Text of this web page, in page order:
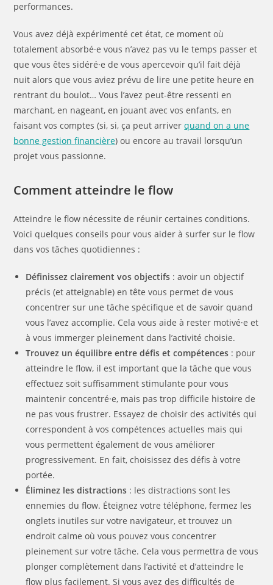
performances.
Vous avez déjà expérimenté cet état, ce moment où
totalement absorbé·e vous n’avez pas vu le temps passer et
que vous êtes sidéré·e de vous apercevoir qu’il fait déjà
nuit alors que vous aviez prévu de lire une petite heure en
rentrant du boulot… Vous l’avez peut-être ressenti en
marchant, en nageant, en jouant avec vos enfants, en
faisant vos comptes (si, si, ça peut arriverquand on a une
bonne gestion financière) ou encore au travail lorsqu’un
projet vous passionne.
Comment atteindre le flow
Atteindre le flow nécessite de réunir certaines conditions.
Voici quelques conseils pour vous aider à surfer sur le flow
dans vos tâches quotidiennes :
Définissez clairement vos objectifs : avoir un objectif
précis (et atteignable) en tête vous permet de vous
concentrer sur une tâche spécifique et de savoir quand
vous l’avez accomplie. Cela vous aide à rester motivé·e et
à vous immerger pleinement dans l’activité choisie.
Trouvez un équilibre entre défis et compétences : pour
atteindre le flow, il est important que la tâche que vous
effectuez soit suffisamment stimulante pour vous
maintenir concentré·e, mais pas trop difficile histoire de
ne pas vous frustrer. Essayez de choisir des activités qui
correspondent à vos compétences actuelles mais qui
vous permettent également de vous améliorer
progressivement. En fait, choisissez des défis à votre
portée.
Éliminez les distractions : les distractions sont les
ennemies du flow. Éteignez votre téléphone, fermez les
onglets inutiles sur votre navigateur, et trouvez un
endroit calme où vous pouvez vous concentrer
pleinement sur votre tâche. Cela vous permettra de vous
plonger complètement dans l’activité et d’atteindre le
flow plus facilement. Si vous avez des difficultés de